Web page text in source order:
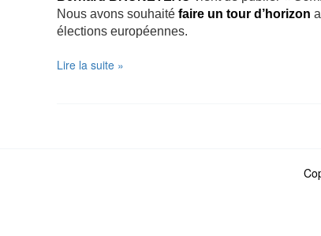
Nous avons souhaité faire un tour d’horizon
élections européennes.
Bernard
Lire la suite »